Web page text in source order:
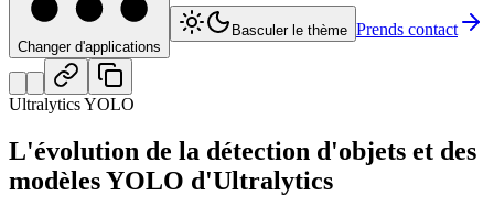
Changer d'applications
Basculer le thème Prends contact
Ultralytics YOLO
L'évolution de la détection d'objets et des
modèles YOLO d'Ultralytics